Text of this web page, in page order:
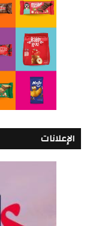
الإعلانات